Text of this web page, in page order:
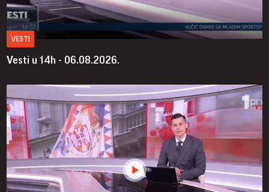
VESTI
Vesti u 14h - 06.08.2026.